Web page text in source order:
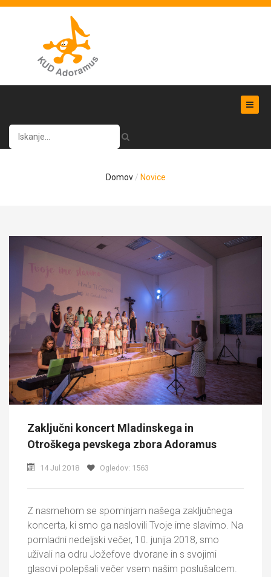
Išči
Domov Novice
Zaključni koncert Mladinskega in
Otroškega pevskega zbora Adoramus
14 Jul 2018 Ogledov: 1563
Z nasmehom se spominjam našega zaključnega
koncerta, ki smo ga naslovili Tvoje ime slavimo. Na
pomladni nedeljski večer, 10. junija 2018, smo
uživali na odru Jožefove dvorane in s svojimi
glasovi polepšali večer vsem našim poslušalcem.